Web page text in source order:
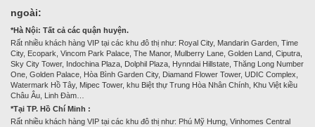
ngoài:
*Hà Nội: Tất cả các quận huyện.
Rất nhiều khách hàng VIP tại các khu đô thị như: Royal City, Mandarin Garden, Time
City, Ecopark, Vincom Park Palace, The Manor, Mulberry Lane, Golden Land, Ciputra,
Sky City Tower, Indochina Plaza, Dolphil Plaza, Hynndai Hillstate, Thăng Long Number
One, Golden Palace, Hòa Bình Garden City, Diamand Flower Tower, UDIC Complex,
Watermark Hồ Tây, Mipec Tower, khu Biệt thự Trung Hòa Nhân Chính, Khu Việt kiều
Châu Âu, Linh Đàm…
*Tại TP. Hồ Chí Minh :
Rất nhiều khách hàng VIP tại các khu đô thị như: Phú Mỹ Hưng, Vinhomes Central